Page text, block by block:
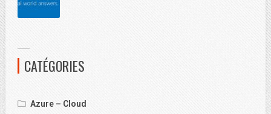
CATÉGORIES
Azure – Cloud